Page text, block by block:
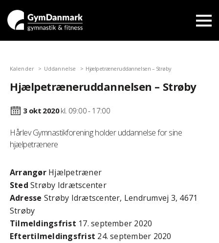
Kalender Uddannelse Hjælpetræneruddannelsen – Strøby
Hjælpetræneruddannelsen – Strøby
3 okt 2020kl. 09:00 - 17:00
Hårlev Gymnastikforening holder uddannelse for sine
hjælpetrænere
ArrangørHjælpetræner
Sted Strøby Idrætscenter
Adresse Strøby Idrætscenter, Lendrumvej 3, 4671
Strøby
Tilmeldingsfrist 17. september 2020
Efter­tilmeldings­frist 24. september 2020